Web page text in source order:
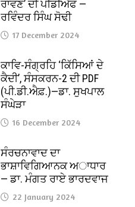
ਰਾਵਣ’ ਦੀ ਪੀਡੀਐਫ —
ਰਵਿੰਦਰ ਸਿੰਘ ਸੋਢੀ
17 December 2024
ਕਾਵਿ-ਸੰਗ੍ਰਹਿ ‘ਕਿੱਸਿਆਂ ਦੇ
ਕੈਦੀ’, ਸੰਸਕਰਨ-2 ਦੀ PDF
(ਪੀ.ਡੀ.ਐਫ਼.)—ਡਾ. ਸੁਖਪਾਲ
ਸੰਘੇੜਾ
16 December 2024
ਸੰਰਚਨਾਵਾਦ ਦਾ
ਭਾਸ਼ਾਵਿਗਿਆਨਕ ਅਾਧਾਰ
— ਡਾ. ਮੰਗਤ ਰਾਏ ਭਾਰਦਵਾਜ
22 January 2024